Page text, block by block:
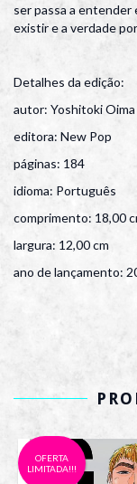
ser passa a entender
existir e a verdade
Detalhes da edição:
autor: Yoshitoki Oima
editora: New Pop
páginas: 184
idioma: Português
comprimento: 18,00
largura: 12,00 cm
ano de lançamento:
OFERTA
LIMITADA!!!